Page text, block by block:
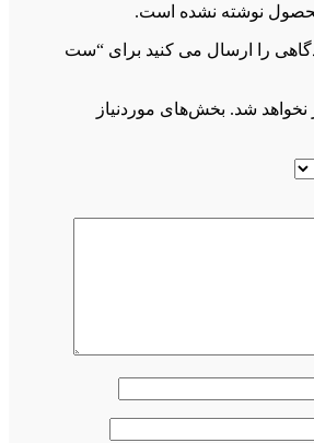
نوشته نشده است.
را ارسال می کنید برای “ست
نخواهد شد. بخش‌های موردنیاز